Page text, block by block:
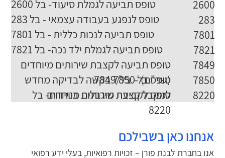
אנו בחברת לבנת פורן – זכויות רפואיות, בעלי ידע רפואי
אנחנו כאן בשבילכם
טופס תביעה לגמלת סיעוד- בל 2600
2600
טופס לנפגע בעבודה עצמאי - בל 283
283
טופס תביעה לנכות כללית - בל 7801
7801
טופס תביעה לגמלת ילד נכה- בל 7821
7821
טופס תביעה לקצבת שירותים מיוחדים
(שר"ם) – בל/7849
7849
טופס בל 7850 בקשה לבדיקה מחדש
למקבל קצבת שירותים מיוחדים
7850
טופס לקביעת מוגבלות בניידות- בל
8220
8220